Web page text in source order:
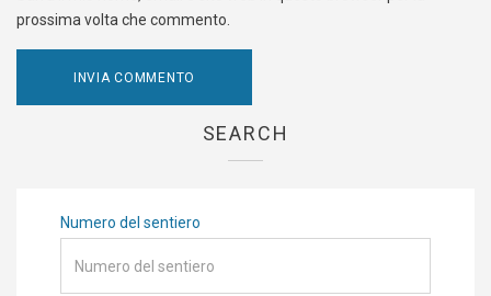
prossima volta che commento.
SEARCH
Numero del sentiero